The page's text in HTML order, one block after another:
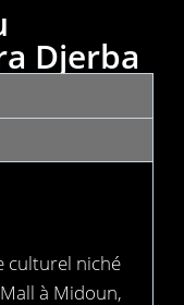
Djerba
culturel niché
à Midoun,